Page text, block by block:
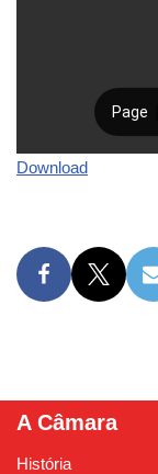
Download
A Câmara
História